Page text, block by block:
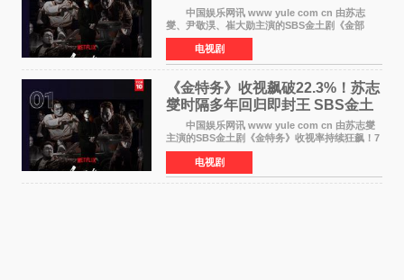
中国娱乐网讯 www yule com cn 由苏志
燮、尹敬淏、崔大勋主演的SBS金土剧《金部
长》持续席卷全球，收获海内外观众热烈反
响。 15日，据Netflix官方排行榜网站Tudum
公布的数据，SBS金土剧《
电视剧
《金特务》收视飙破22.3%！苏志
燮时隔多年回归即封王 SBS金土
剧新纪录诞生
中国娱乐网讯 www yule com cn 由苏志燮
主演的SBS金土剧《金特务》收视率持续狂飙！7
月11日播出的第6集全国平均收视率高达22 3%，
瞬间最高更冲上26 4%，不仅再度刷新自身纪
录，更稳坐同时段
电视剧